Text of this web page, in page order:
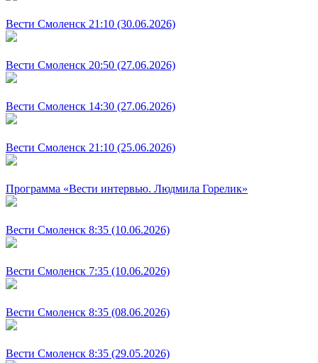
Вести Смоленск 21:10 (30.06.2026)
Вести Смоленск 20:50 (27.06.2026)
Вести Смоленск 14:30 (27.06.2026)
Вести Смоленск 21:10 (25.06.2026)
Программа «Вести интервью. Людмила Горелик»
Вести Смоленск 8:35 (10.06.2026)
Вести Смоленск 7:35 (10.06.2026)
Вести Смоленск 8:35 (08.06.2026)
Вести Смоленск 8:35 (29.05.2026)